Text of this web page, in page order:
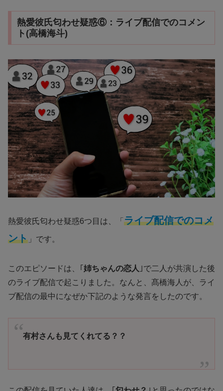
熱愛彼氏匂わせ疑惑⑥：ライブ配信でのコメン
ト(高橋海斗)
熱愛彼氏匂わせ疑惑6つ目は、「 ライブ配信でのコメ
ント 」です。
このエピソードは、｢ 姉ちゃんの恋人 ｣で二人が共演した後
のライブ配信で起こりました。なんと、髙橋海人が、ライ
ブ配信の最中になぜか下記のような発言をしたのです。
有村さんも見てくれてる？？